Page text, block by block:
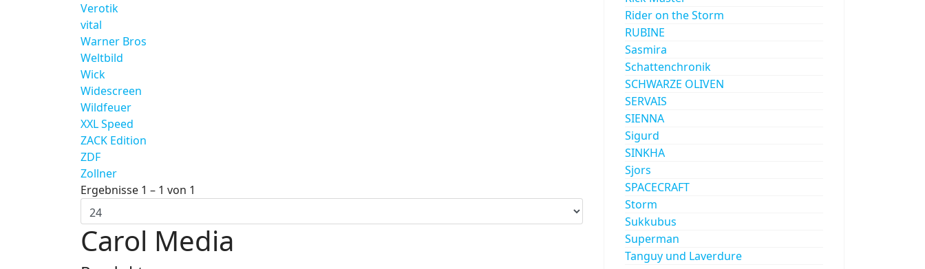
Verotik
vital
Warner Bros
Weltbild
Wick
Widescreen
Wildfeuer
XXL Speed
ZACK Edition
ZDF
Zollner
Ergebnisse 1 – 1 von 1
Carol Media
Rider on the Storm
RUBINE
Sasmira
Schattenchronik
SCHWARZE OLIVEN
SERVAIS
SIENNA
Sigurd
SINKHA
Sjors
SPACECRAFT
Storm
Sukkubus
Superman
Tanguy und Laverdure